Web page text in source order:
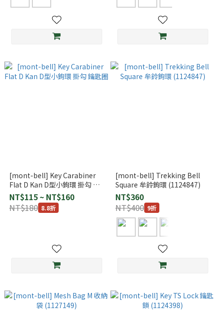
[mont-bell] Key Carabiner
Flat D Kan D型小鉤環 掛勾 鑰
匙圈
NT$115 ~ NT$160
NT$180 8.8折
[mont-bell] Trekking Bell
Square 牟鈴鉤環 (1124847)
NT$360
NT$400 9折